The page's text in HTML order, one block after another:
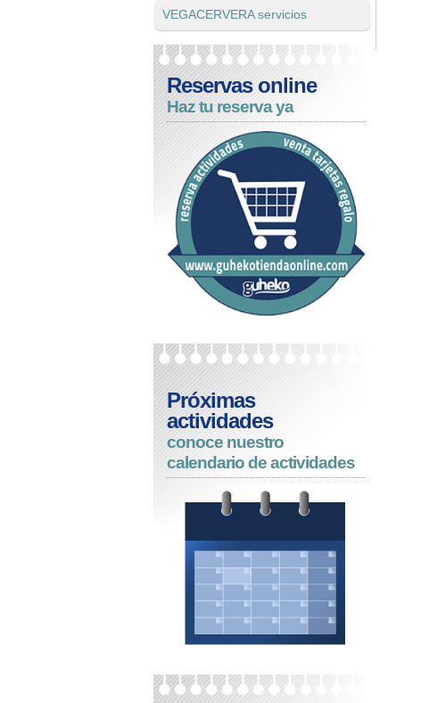
VEGACERVERA servicios
Reservas online
Haz tu reserva ya
Próximas
actividades
conoce nuestro
calendario de actividades